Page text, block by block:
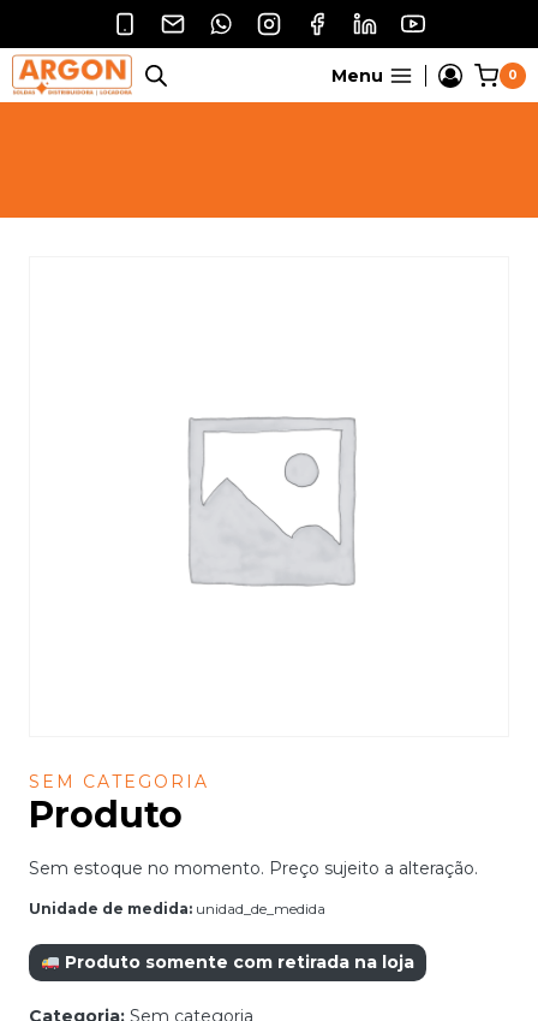
o
Conteúdo
Menu 0
SEM CATEGORIA
Produto
Sem estoque no momento. Preço sujeito a alteração.
Unidade de medida: unidad_de_medida
Produto somente com retirada na loja
Categoria: Sem categoria